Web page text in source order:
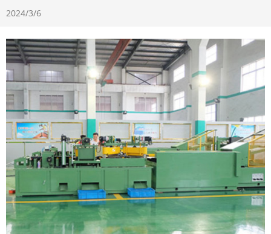
2024/3/6